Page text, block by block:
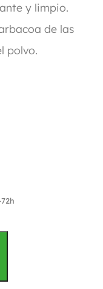
y limpio.
de las
polvo.